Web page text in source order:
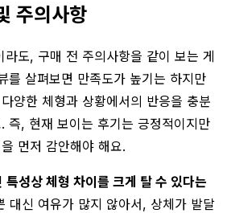
주의사항
라도, 구매 전 주의사항을 같이 보는 게
를 살펴보면 만족도가 높기는 하지만
양한 체형과 상황에서의 반응을 충분
즉, 현재 보이는 후기는 긍정적이지만
먼저 감안해야 해요.
특성상 체형 차이를 크게 탈 수 있다는
대신 여유가 많지 않아서, 상체가 발달